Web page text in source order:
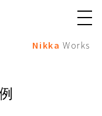
メ
ュ
Nikka Works